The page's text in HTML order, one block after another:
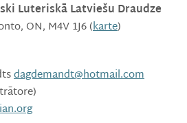
Luteriskā Latviešu Draudze
ON, M4V 1J6 (karte)
dagdemandt@hotmail.com